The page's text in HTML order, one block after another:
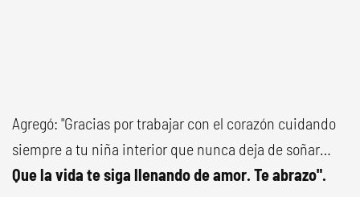
Agregó: "Gracias por trabajar con el corazón cuidando
siempre a tu niña interior que nunca deja de soñar…
Que la vida te siga llenando de amor. Te abrazo".